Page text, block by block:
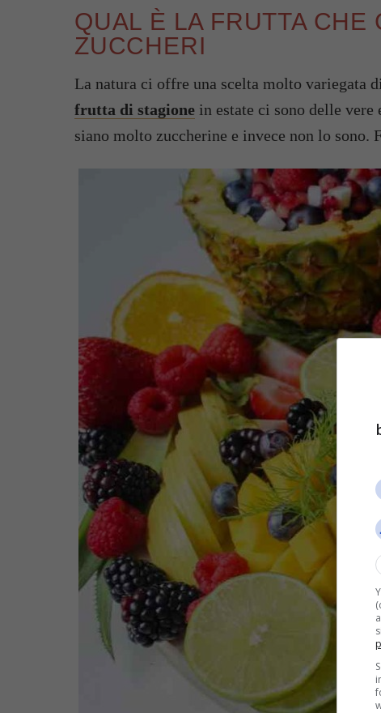
QUAL È LA FRUTTA CHE
ZUCCHERI
La natura ci offre una scelta molto variegata
frutta di stagione in estate ci sono delle vere
siano molto zuccherine e invece non lo sono.